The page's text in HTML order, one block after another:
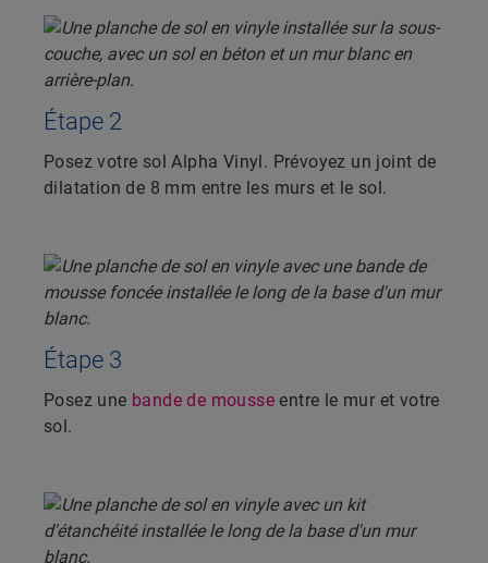
Étape 2
Posez votre sol Alpha Vinyl. Prévoyez un joint de
dilatation de 8 mm entre les murs et le sol.
Étape 3
Posez une bande de mousse entre le mur et votre
sol.